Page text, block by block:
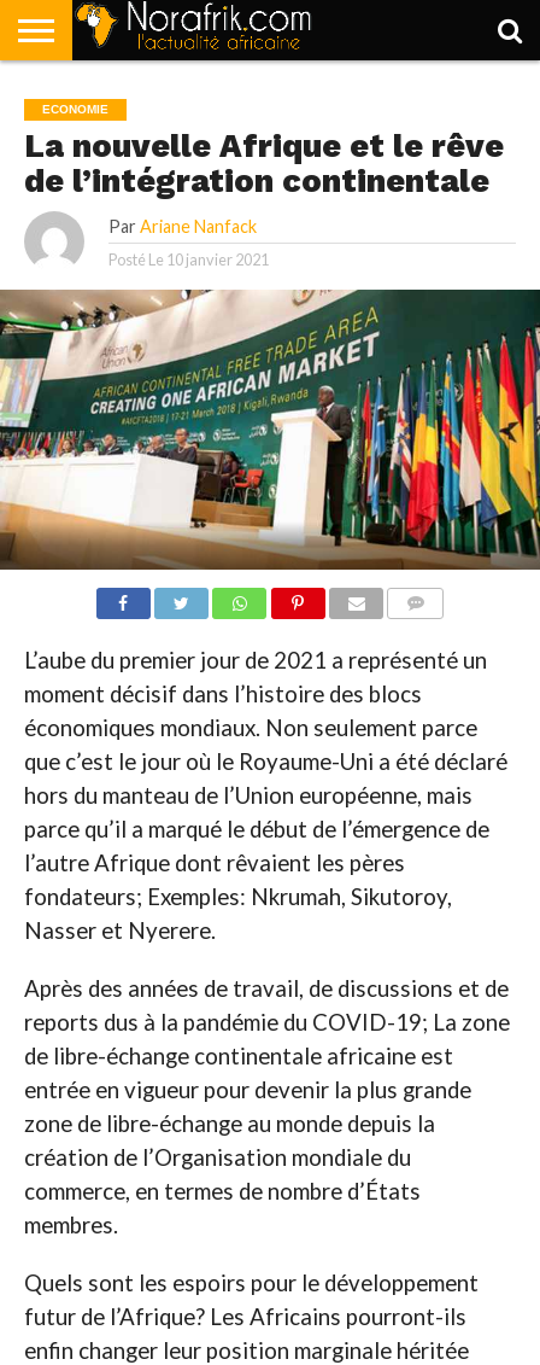
POLITIQUE
SOCIÉTÉ
ECONOMIE
SPORT
LIFESTYLE
ECONOMIE
La nouvelle Afrique et le rêve
de l’intégration continentale
Par Ariane Nanfack
Posté Le 10 janvier 2021
L’aube du premier jour de 2021 a représenté un
moment décisif dans l’histoire des blocs
économiques mondiaux. Non seulement parce
que c’est le jour où le Royaume-Uni a été déclaré
hors du manteau de l’Union européenne, mais
parce qu’il a marqué le début de l’émergence de
l’autre Afrique dont rêvaient les pères
fondateurs; Exemples: Nkrumah, Sikutoroy,
Nasser et Nyerere.
Après des années de travail, de discussions et de
reports dus à la pandémie du COVID-19; La zone
de libre-échange continentale africaine est
entrée en vigueur pour devenir la plus grande
zone de libre-échange au monde depuis la
création de l’Organisation mondiale du
commerce, en termes de nombre d’États
membres.
Quels sont les espoirs pour le développement
futur de l’Afrique? Les Africains pourront-ils
enfin changer leur position marginale héritée